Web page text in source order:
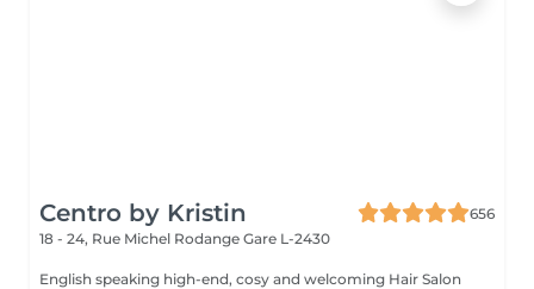
Centro by Kristin
656
18 - 24, Rue Michel Rodange Gare L-2430
English speaking high-end, cosy and welcoming Hair Salon